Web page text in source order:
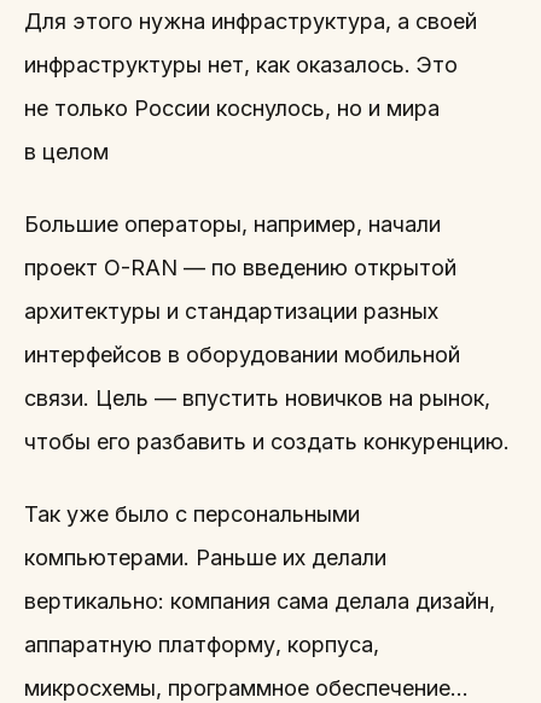
Для этого нужна инфраструктура, а своей
инфраструктуры нет, как оказалось. Это
не только России коснулось, но и мира
в целом
Большие операторы, например, начали
проект O-RAN — по введению открытой
архитектуры и стандартизации разных
интерфейсов в оборудовании мобильной
связи. Цель — впустить новичков на рынок,
чтобы его разбавить и создать конкуренцию.
Так уже было с персональными
компьютерами. Раньше их делали
вертикально: компания сама делала дизайн,
аппаратную платформу, корпуса,
микросхемы, программное обеспечение…